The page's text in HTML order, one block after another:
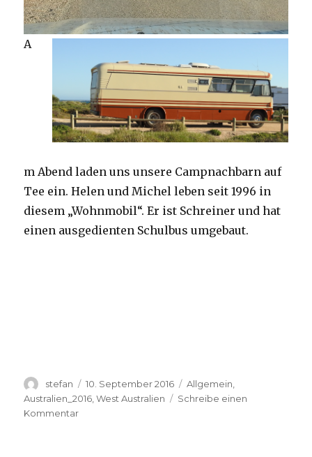
A
m Abend laden uns unsere Campnachbarn auf
Tee ein. Helen und Michel leben seit 1996 in
diesem „Wohnmobil“. Er ist Schreiner und hat
einen ausgedienten Schulbus umgebaut.
Autor
stefan
Veröffentlicht
am
10. September 2016 Kategorien
Allgemein
Australien_2016 ,West Australien
Schreibe einen
Kommentarzu